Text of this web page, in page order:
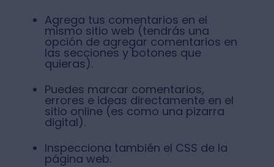
Agrega tus comentarios en el
mismo sitio web (tendrás una
opción de agregar comentarios en
las secciones y botones que
quieras).
Puedes marcar comentarios,
errores e ideas directamente en el
sitio online (es como una pizarra
digital).
Inspecciona también el CSS de la
página web.